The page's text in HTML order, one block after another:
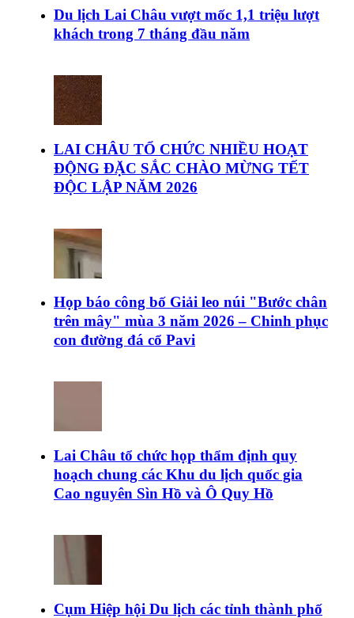
Du lịch Lai Châu vượt mốc 1,1 triệu lượt
khách trong 7 tháng đầu năm
LAI CHÂU TỔ CHỨC NHIỀU HOẠT
ĐỘNG ĐẶC SẮC CHÀO MỪNG TẾT
ĐỘC LẬP NĂM 2026
Họp báo công bố Giải leo núi "Bước chân
trên mây" mùa 3 năm 2026 – Chinh phục
con đường đá cổ Pavi
Lai Châu tổ chức họp thẩm định quy
hoạch chung các Khu du lịch quốc gia
Cao nguyên Sìn Hồ và Ô Quy Hồ
Cụm Hiệp hội Du lịch các tỉnh thành phố